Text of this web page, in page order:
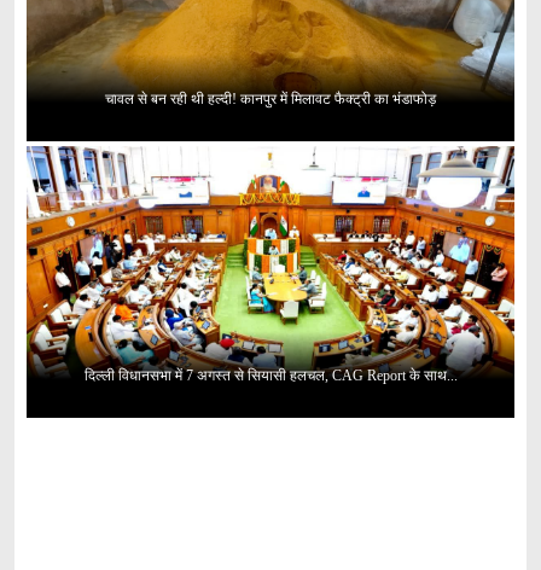
चावल से बन रही थी हल्दी! कानपुर में मिलावट फैक्ट्री का भंडाफोड़
दिल्ली विधानसभा में 7 अगस्त से सियासी हलचल, CAG Report के साथ...